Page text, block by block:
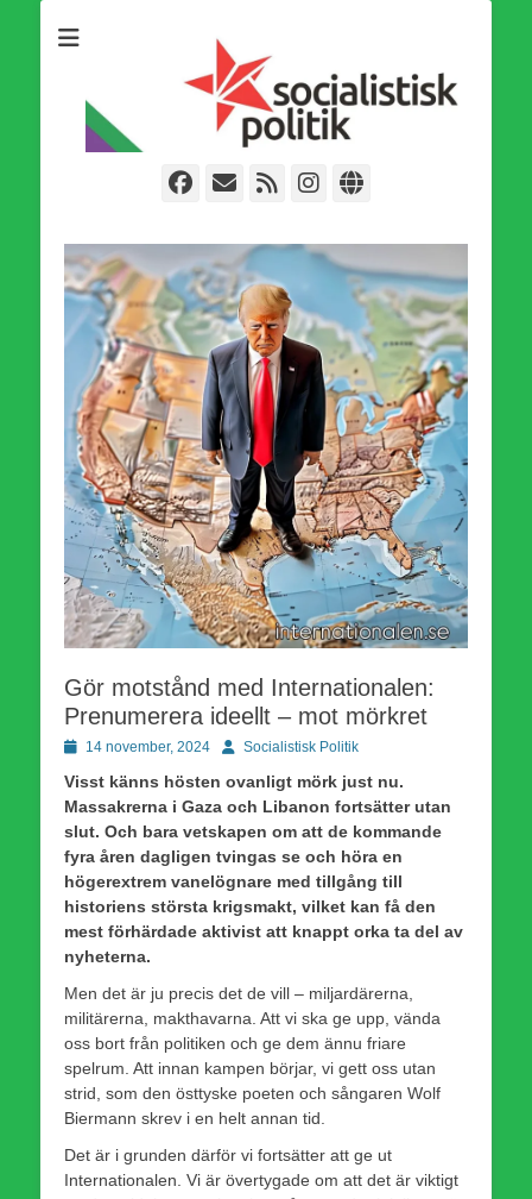
världsomfattande socialistiska Fjärde Internationalen och en viktig
tillgång i kampen för en socialistisk framtid!
Facebook
E-
Webbflöde
Instagram
Webbplats
Gör motstånd med Internationalen:
Prenumerera ideellt – mot mörkret
Publicerad
14 november, 2024 Författare
Socialistisk Politik
Visst känns hösten ovanligt mörk just nu.
Massakrerna i Gaza och Libanon fortsätter utan
slut. Och bara vetskapen om att de kommande
fyra åren dagligen tvingas se och höra en
högerextrem vanelögnare med tillgång till
historiens största krigsmakt, vilket kan få den
mest förhärdade aktivist att knappt orka ta del av
nyheterna.
Men det är ju precis det de vill – miljardärerna,
militärerna, makthavarna. Att vi ska ge upp, vända
oss bort från politiken och ge dem ännu friare
spelrum. Att innan kampen börjar, vi gett oss utan
strid, som den östtyske poeten och sångaren Wolf
Biermann skrev i en helt annan tid.
Det är i grunden därför vi fortsätter att ge ut
Internationalen. Vi är övertygade om att det är viktigt